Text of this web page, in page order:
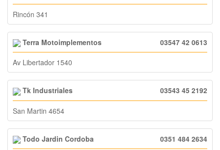
Rincón 341
Terra Motoimplementos 03547 42 0613
Av Libertador 1540
Tk Industriales 03543 45 2192
San Martin 4654
Todo Jardin Cordoba 0351 484 2634